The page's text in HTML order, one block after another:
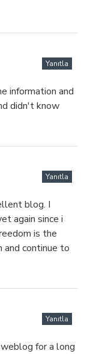
Yanıtla
information and
didn't know
Yanıtla
blog. I
again since i
is the
and continue to
Yanıtla
for a long